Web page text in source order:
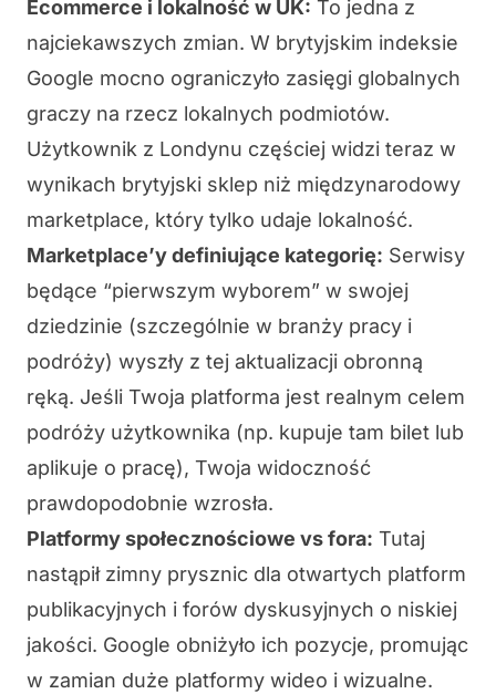
Ecommerce i lokalność w UK: To jedna z
najciekawszych zmian. W brytyjskim indeksie
Google mocno ograniczyło zasięgi globalnych
graczy na rzecz lokalnych podmiotów.
Użytkownik z Londynu częściej widzi teraz w
wynikach brytyjski sklep niż międzynarodowy
marketplace, który tylko udaje lokalność.
Marketplace’y definiujące kategorię: Serwisy
będące “pierwszym wyborem” w swojej
dziedzinie (szczególnie w branży pracy i
podróży) wyszły z tej aktualizacji obronną
ręką. Jeśli Twoja platforma jest realnym celem
podróży użytkownika (np. kupuje tam bilet lub
aplikuje o pracę), Twoja widoczność
prawdopodobnie wzrosła.
Platformy społecznościowe vs fora: Tutaj
nastąpił zimny prysznic dla otwartych platform
publikacyjnych i forów dyskusyjnych o niskiej
jakości. Google obniżyło ich pozycje, promując
w zamian duże platformy wideo i wizualne.